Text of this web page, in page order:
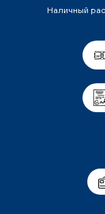
Наличный